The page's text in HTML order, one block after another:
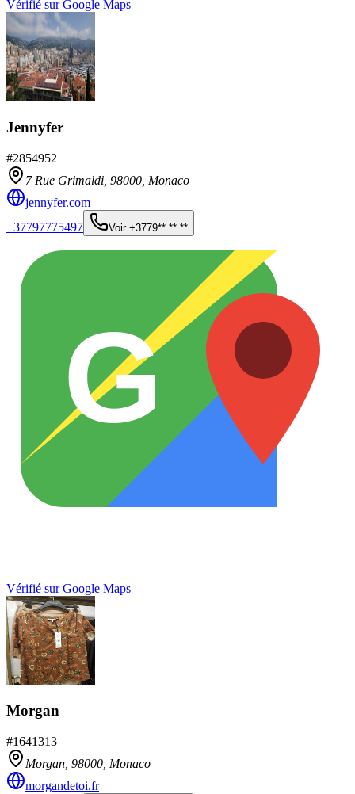
Vérifié sur Google Maps
Jennyfer
#2854952
7 Rue Grimaldi, 98000 Monaco
jennyfer.com
+37797775497
Voir +3779** ** **
G
Vérifié sur Google Maps
Morgan
#1641313
Morgan, 98000 Monaco
morgandetoi.fr